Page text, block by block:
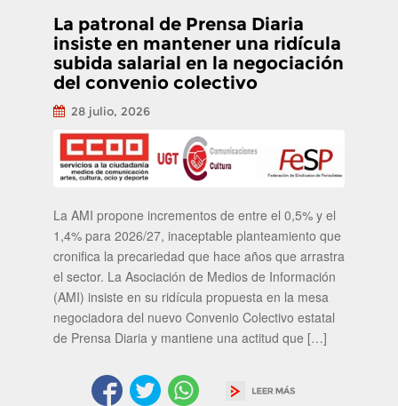
La patronal de Prensa Diaria
insiste en mantener una ridícula
subida salarial en la negociación
del convenio colectivo
28 julio, 2026
La AMI propone incrementos de entre el 0,5% y el
1,4% para 2026/27, inaceptable planteamiento que
cronifica la precariedad que hace años que arrastra
el sector. La Asociación de Medios de Información
(AMI) insiste en su ridícula propuesta en la mesa
negociadora del nuevo Convenio Colectivo estatal
de Prensa Diaria y mantiene una actitud que […]